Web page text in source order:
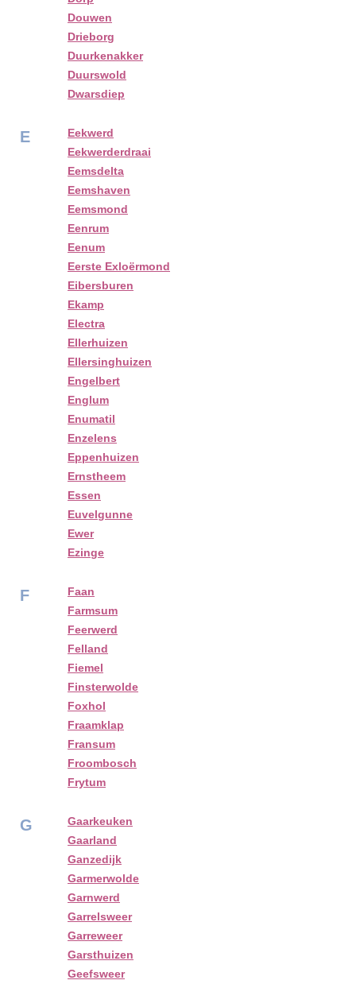
Douwen
Drieborg
Duurkenakker
Duurswold
Dwarsdiep
E
Eekwerd
Eekwerderdraai
Eemsdelta
Eemshaven
Eemsmond
Eenrum
Eenum
Eerste Exloërmond
Eibersburen
Ekamp
Electra
Ellerhuizen
Ellersinghuizen
Engelbert
Englum
Enumatil
Enzelens
Eppenhuizen
Ernstheem
Essen
Euvelgunne
Ewer
Ezinge
F
Faan
Farmsum
Feerwerd
Felland
Fiemel
Finsterwolde
Foxhol
Fraamklap
Fransum
Froombosch
Frytum
G
Gaarkeuken
Gaarland
Ganzedijk
Garmerwolde
Garnwerd
Garrelsweer
Garreweer
Garsthuizen
Geefsweer